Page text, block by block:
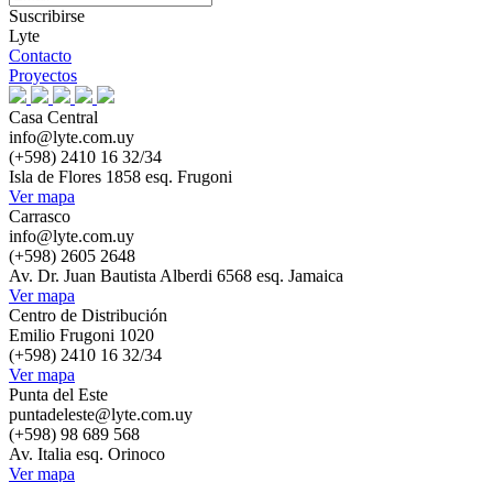
Suscribirse
Lyte
Contacto
Proyectos
Casa Central
info@lyte.com.uy
(+598) 2410 16 32/34
Isla de Flores 1858 esq. Frugoni
Ver mapa
Carrasco
info@lyte.com.uy
(+598) 2605 2648
Av. Dr. Juan Bautista Alberdi 6568 esq. Jamaica
Ver mapa
Centro de Distribución
Emilio Frugoni 1020
(+598) 2410 16 32/34
Ver mapa
Punta del Este
puntadeleste@lyte.com.uy
(+598) 98 689 568
Av. Italia esq. Orinoco
Ver mapa